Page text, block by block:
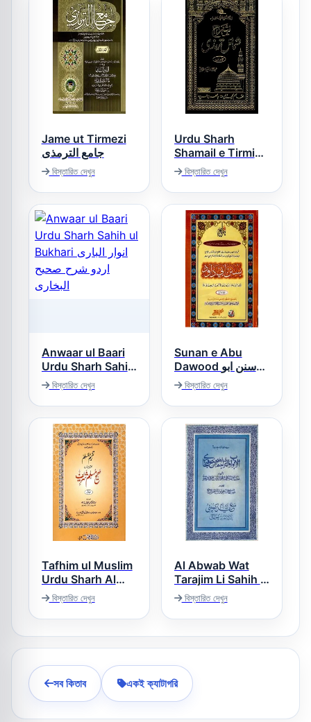
Jame ut Tirmezi
جامع الترمذی
বিস্তারিত দেখুন
Urdu Sharh
Shamail e Tirmizi
شرح شمائل ترمذی
اردو
বিস্তারিত দেখুন
Anwaar ul Baari
Urdu Sharh Sahih
ul Bukhari انوار
الباری اردو شرح
صحیح البخاری
বিস্তারিত দেখুন
Sunan e Abu
Dawood سنن ابو
داؤد
বিস্তারিত দেখুন
Tafhim ul Muslim
Urdu Sharh Al
Sahih al Muslim
تفھیم المسلم اردو
شرح صحیح مسلم
বিস্তারিত দেখুন
Al Abwab Wat
Tarajim Li Sahih il
Bukhari الابواب
والتراجم لصحیح
البخاری
বিস্তারিত দেখুন
সব কিতাব একই ক্যাটাগরি